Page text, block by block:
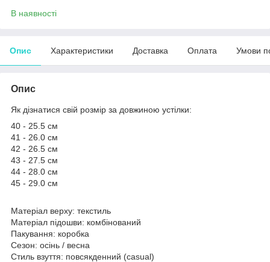
В наявності
Опис Характеристики Доставка Оплата Умови
Опис
Як дізнатися свій розмір за довжиною устілки:
40 - 25.5 см
41 - 26.0 см
42 - 26.5 см
43 - 27.5 см
44 - 28.0 см
45 - 29.0 см
Матеріал верху: текстиль
Матеріал підошви: комбінований
Пакування: коробка
Сезон: осінь / весна
Стиль взуття: повсякденний (casual)